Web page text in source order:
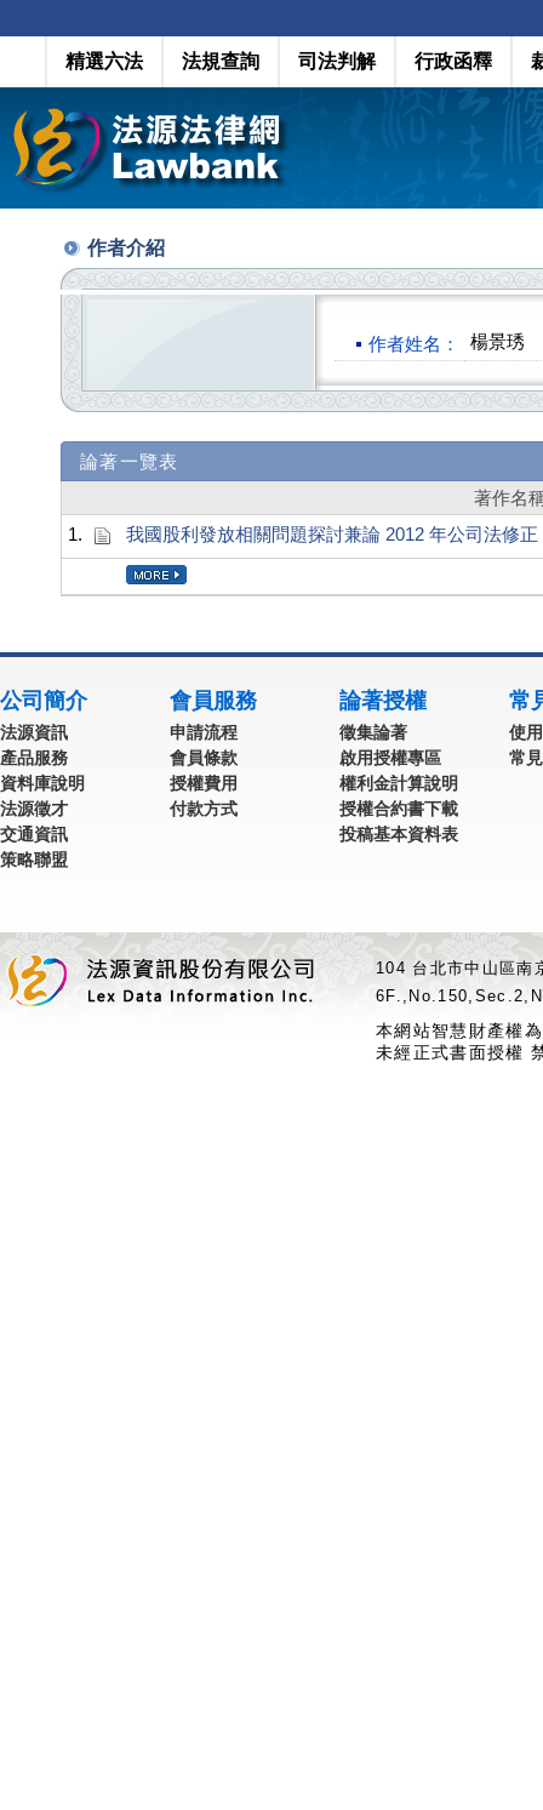
精選六法 法規查詢 司法判解 行政函釋
作者介紹
作者姓名： 楊景琇
論著一覽表
著作名
1.
我國股利發放相關問題探討兼論 2012 年公司法修正
公司簡介
法源資訊
產品服務
資料庫說明
法源徵才
交通資訊
策略聯盟
會員服務
申請流程
會員條款
授權費用
付款方式
論著授權
徵集論著
啟用授權專區
權利金計算說明
授權合約書下載
投稿基本資料表
常
使
常
104 台北市中山區
本網站智慧財產權
未經正式書面授權